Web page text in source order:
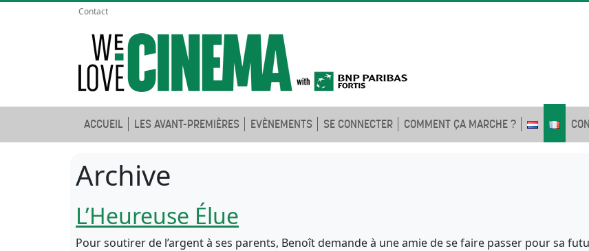
Contact
ACCUEIL LES AVANT-PREMIÈRES EVÈNEMENTS SE CONNECTER COMMENT ÇA MARCHE ?
Archive
L’Heureuse Élue
Pour soutirer de l’argent à ses parents, Benoît demande à une amie de se faire passer pour sa